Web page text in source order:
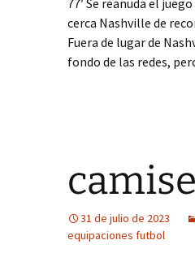
77′ Se reanuda el
cerca Nashville de
Fuera de lugar de
fondo de las redes,
31 de julio de 2023
equipaciones futbol